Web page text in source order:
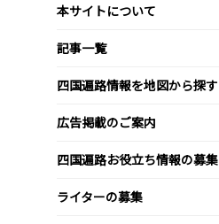
本サイトについて
記事一覧
四国遍路情報を地図から探す
広告掲載のご案内
四国遍路お役立ち情報の募集
ライターの募集